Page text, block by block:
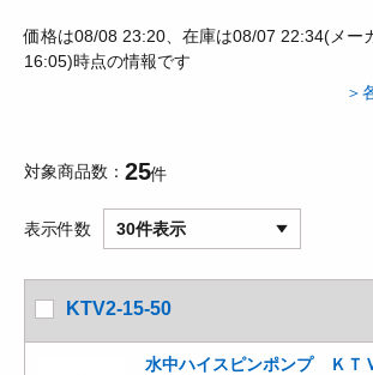
価格は08/08 23:20、在庫は08/07 22:34(メー
16:05)時点の情報です
＞
対象商品数 25件
表示件数 30件表示
KTV2-15-50
水中ハイスピンポンプ ＫＴ